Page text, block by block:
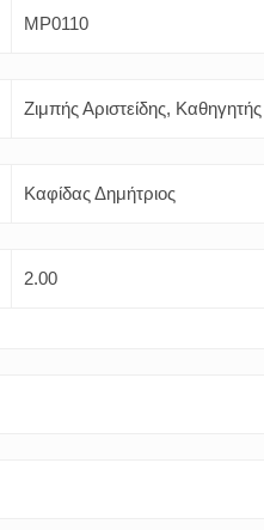
ΜΡ0110
Ζιμπής Αριστείδης, Καθηγητής
Καφίδας Δημήτριος
2.00